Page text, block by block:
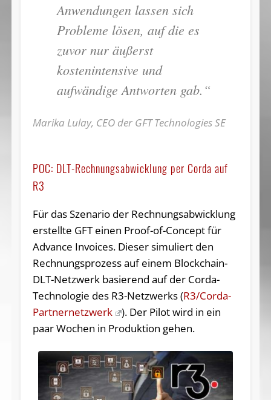
Anwendungen lassen sich
Probleme lösen, auf die es
zuvor nur äußerst
kostenintensive und
aufwändige Antworten gab.“
Marika Lulay, CEO der GFT Technologies SE
POC: DLT-Rechnungsabwicklung per Corda auf
R3
Für das Szenario der Rechnungsabwicklung
erstellte GFT einen Proof-of-Concept für
Advance Invoices. Dieser simuliert den
Rechnungsprozess auf einem Blockchain-
DLT-Netzwerk basierend auf der Corda-
Technologie des R3-Netzwerks (R3/Corda-
Partnernetzwerk
). Der Pilot wird in ein
paar Wochen in Produktion gehen.